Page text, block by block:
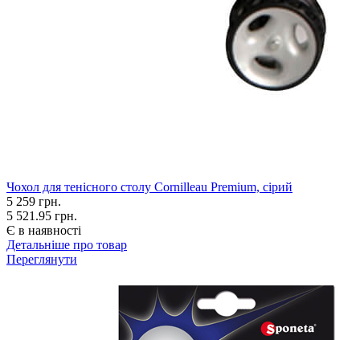
Чохол для тенісного столу Cornilleau Premium, сірий
5 259 грн.
5 521.95 грн.
Є в наявності
Детальніше про товар
Переглянути